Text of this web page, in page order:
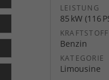
LEISTUNG
85 kW (116
KRAFTSTOFF
Benzin
KATEGORIE
Limousine